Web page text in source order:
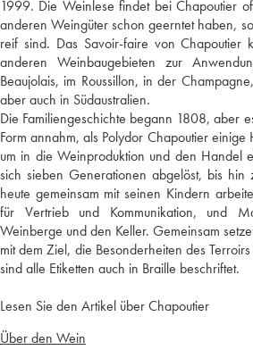
1999. Die Weinlese findet bei Chapoutier
anderen Weingüter schon geerntet haben,
reif sind. Das Savoir-faire von Chapoutier
anderen Weinbaugebieten zur
Beaujolais, im Roussillon, in der
aber auch in Südaustralien.
Die Familiengeschichte begann 1808, aber
Form annahm, als Polydor Chapoutier
um in die Weinproduktion und den Handel
sich sieben Generationen abgelöst, bis
heute gemeinsam mit seinen Kindern
für Vertrieb und Kommunikation, und
Weinberge und den Keller. Gemeinsam
mit dem Ziel, die Besonderheiten des
sind alle Etiketten auch in Braille beschriftet.
Lesen Sie den Artikel über Chapoutier
Über den Wein